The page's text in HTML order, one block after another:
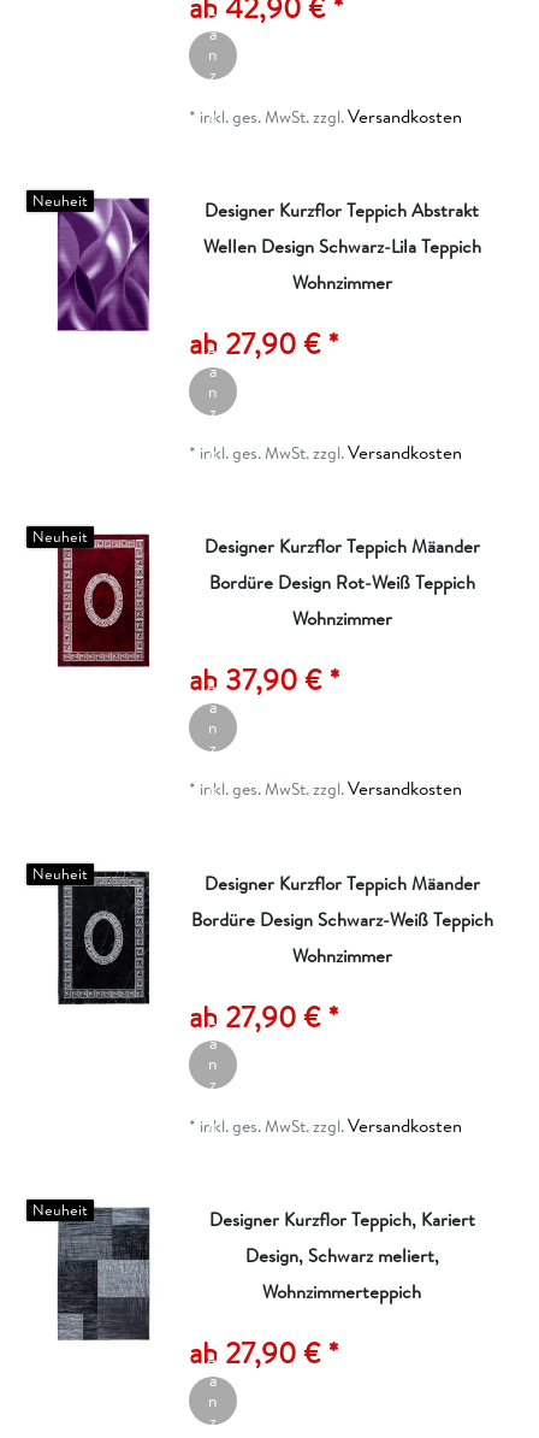
el
a
n
z
g
* inkl. ges. MwSt.zzgl.Versandkosten
Neuheit
Designer Kurzflor Teppich Abstrakt
Wellen Design Schwarz-Lila Teppich
Wohnzimmer
ab 27,90 € *
ik
el
a
n
z
g
* inkl. ges. MwSt.zzgl.Versandkosten
Neuheit
Designer Kurzflor Teppich Mäander
Bordüre Design Rot-Weiß Teppich
Wohnzimmer
ab 37,90 € *
ik
el
a
n
z
g
* inkl. ges. MwSt.zzgl.Versandkosten
Neuheit
Designer Kurzflor Teppich Mäander
Bordüre Design Schwarz-Weiß Teppich
Wohnzimmer
ab 27,90 € *
ik
el
a
n
z
g
* inkl. ges. MwSt.zzgl.Versandkosten
Neuheit
Designer Kurzflor Teppich, Kariert
Design, Schwarz meliert,
Wohnzimmerteppich
ab 27,90 € *
ik
el
a
n
z